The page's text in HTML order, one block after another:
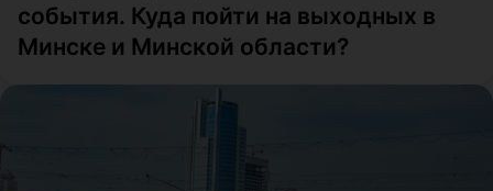
события. Куда пойти на выходных в
Минске и Минской области?